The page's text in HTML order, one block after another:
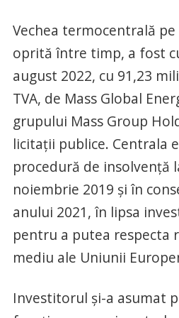
Vechea termocentrală
oprită între timp, a fost
august 2022, cu 91,23
TVA, de Mass Global
grupului Mass Group
licitaţii publice. Centrala
procedură de insolvenţă
noiembrie 2019 şi în
anului 2021, în lipsa
pentru a putea respecta
mediu ale Uniunii
Investitorul și-a asumat